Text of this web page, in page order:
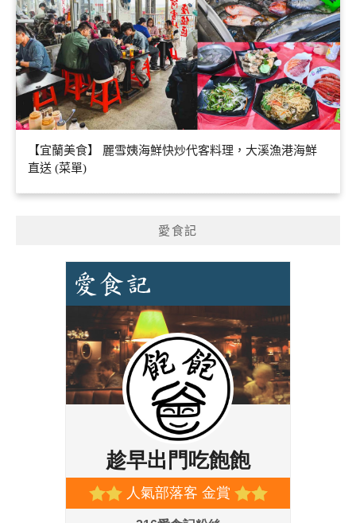
【宜蘭美食】 麗雪姨海鮮快炒代客料理，大溪漁港海鮮
直送 (菜單)
愛食記